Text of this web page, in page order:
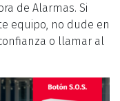
de Alarmas. Si
equipo, no dude en
o llamar al